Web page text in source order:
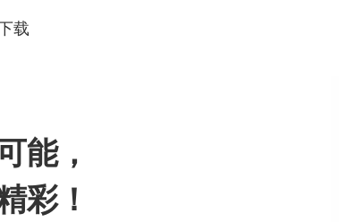
载
能，
彩！